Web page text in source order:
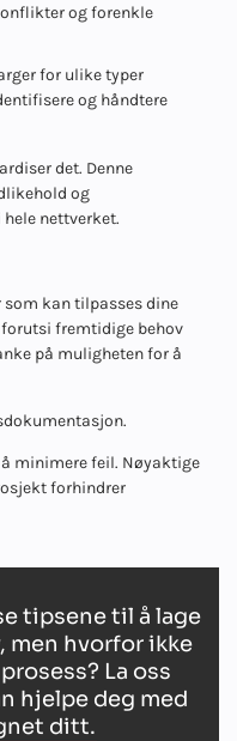
og forenkle
for ulike typer
og håndtere
det. Denne
og
nettverket.
kan tilpasses dine
forutsi fremtidige behov
på muligheten for å
minimere feil. Nøyaktige
forhindrer
tipsene til å lage
men hvorfor ikke
La oss
hjelpe deg med
ditt.